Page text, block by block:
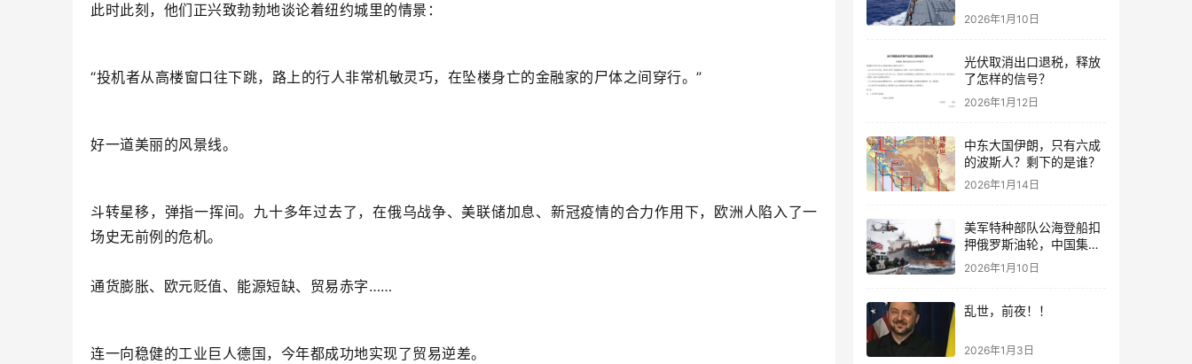
此时此刻，他们正兴致勃勃地谈论着纽约城里的情景：
“投机者从高楼窗口往下跳，路上的行人非常机敏灵巧，在坠楼身亡的金融家的尸体之间穿行。”
好一道美丽的风景线。
斗转星移，弹指一挥间。九十多年过去了，在俄乌战争、美联储加息、新冠疫情的合力作用下，欧洲人陷入了一
场史无前例的危机。
通货膨胀、欧元贬值、能源短缺、贸易赤字……
连一向稳健的工业巨人德国，今年都成功地实现了贸易逆差。
2026年1月10日
光伏取消出口退税，释放
了怎样的信号？
2026年1月12日
中东大国伊朗，只有六成
的波斯人？剩下的是谁？
2026年1月14日
美军特种部队公海登船扣
押俄罗斯油轮，中国集装
箱武装船早有准备？
2026年1月10日
乱世，前夜！！
2026年1月3日